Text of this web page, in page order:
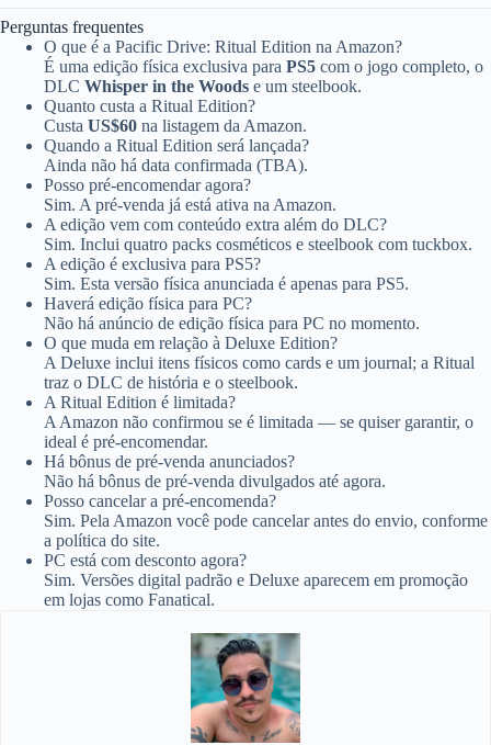
Perguntas frequentes
O que é a Pacific Drive: Ritual Edition na Amazon?
É uma edição física exclusiva para PS5 com o jogo completo, o
DLC Whisper in the Woods e um steelbook.
Quanto custa a Ritual Edition?
Custa US$60 na listagem da Amazon.
Quando a Ritual Edition será lançada?
Ainda não há data confirmada (TBA).
Posso pré-encomendar agora?
Sim. A pré-venda já está ativa na Amazon.
A edição vem com conteúdo extra além do DLC?
Sim. Inclui quatro packs cosméticos e steelbook com tuckbox.
A edição é exclusiva para PS5?
Sim. Esta versão física anunciada é apenas para PS5.
Haverá edição física para PC?
Não há anúncio de edição física para PC no momento.
O que muda em relação à Deluxe Edition?
A Deluxe inclui itens físicos como cards e um journal; a Ritual
traz o DLC de história e o steelbook.
A Ritual Edition é limitada?
A Amazon não confirmou se é limitada — se quiser garantir, o
ideal é pré-encomendar.
Há bônus de pré-venda anunciados?
Não há bônus de pré-venda divulgados até agora.
Posso cancelar a pré-encomenda?
Sim. Pela Amazon você pode cancelar antes do envio, conforme
a política do site.
PC está com desconto agora?
Sim. Versões digital padrão e Deluxe aparecem em promoção
em lojas como Fanatical.